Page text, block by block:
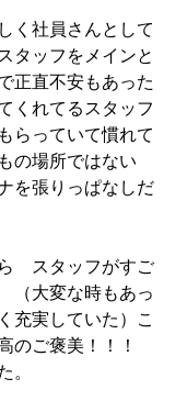
く社員さんとして
タッフをメインと
正直不安もあった
くれてるスタッフ
らっていて慣れて
の場所ではない
を張りっぱなしだ
　スタッフがすご
（大変な時もあっ
充実していた）こ
のご褒美！！！
。